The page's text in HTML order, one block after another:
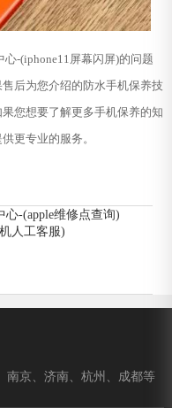
-(iphone11屏幕闪屏)的问题
后为您介绍的防水手机保养技
您想要了解更多手机保养的知
更专业的服务。
-(apple维修点查询)
人工客服)
南京、济南、杭州、成都等